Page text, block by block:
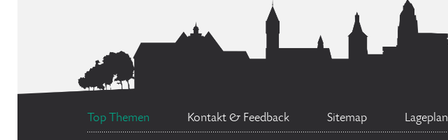
Top Themen Kontakt & Feedback Sitemap Lageplan